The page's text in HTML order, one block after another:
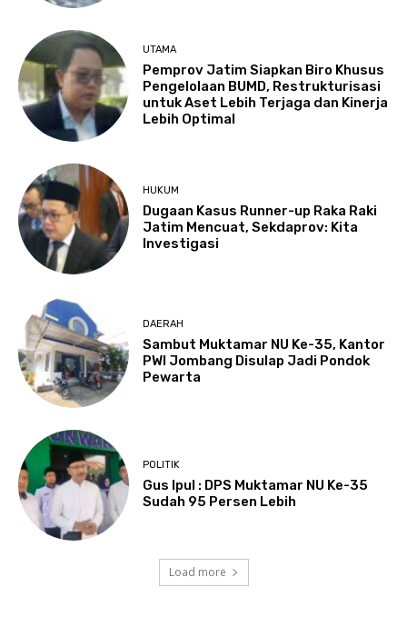
UTAMA
Pemprov Jatim Siapkan Biro Khusus
Pengelolaan BUMD, Restrukturisasi
untuk Aset Lebih Terjaga dan Kinerja
Lebih Optimal
HUKUM
Dugaan Kasus Runner-up Raka Raki
Jatim Mencuat, Sekdaprov: Kita
Investigasi
DAERAH
Sambut Muktamar NU Ke-35, Kantor
PWI Jombang Disulap Jadi Pondok
Pewarta
POLITIK
Gus Ipul : DPS Muktamar NU Ke-35
Sudah 95 Persen Lebih
Load more